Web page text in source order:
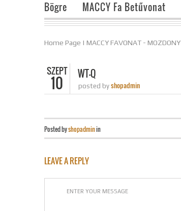
Bögre MACCY Fa Betűvonat
Home Page | MACCY FAVONAT - MOZDONY
SZEPT
10 WT-Q
posted by shopadmin
Posted byshopadminin
LEAVE A REPLY